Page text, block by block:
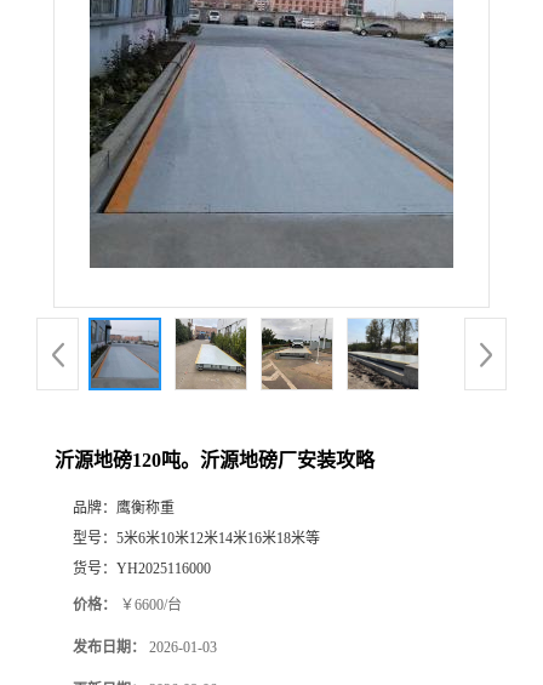
沂源地磅120吨。沂源地磅厂安装攻略
品牌： 鹰衡称重
型号： 5米6米10米12米14米16米18米等
货号： YH2025116000
价格： ￥6600/台
发布日期： 2026-01-03